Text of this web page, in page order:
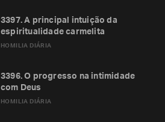
HOMILIA DIÁRIA
3397. A principal intuição da
espiritualidade carmelita
HOMILIA DIÁRIA
3396. O progresso na intimidade
com Deus